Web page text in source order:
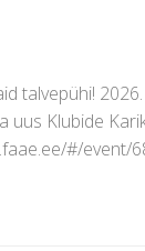
talvepühi!
Klubide
#/event/